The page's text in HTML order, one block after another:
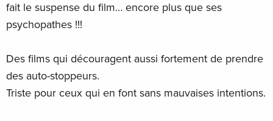
fait le suspense du film… encore plus que ses
psychopathes !!!
Des films qui découragent aussi fortement de prendre
des auto-stoppeurs.
Triste pour ceux qui en font sans mauvaises intentions.